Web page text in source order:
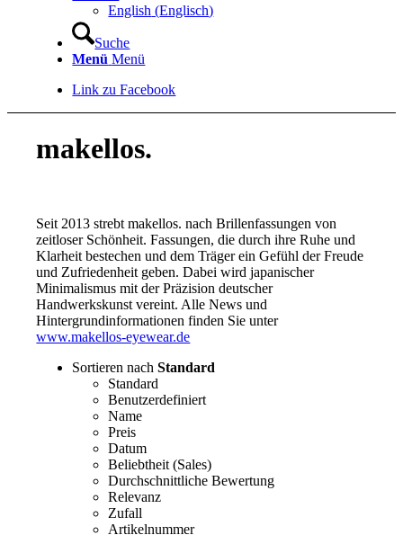
English (Englisch)
Suche
Menü Menü
Link zu Facebook
makellos.
Seit 2013 strebt makellos. nach Brillenfassungen von
zeitloser Schönheit. Fassungen, die durch ihre Ruhe und
Klarheit bestechen und dem Träger ein Gefühl der Freude
und Zufriedenheit geben. Dabei wird japanischer
Minimalismus mit der Präzision deutscher
Handwerkskunst vereint. Alle News und
Hintergrundinformationen finden Sie unter
www.makellos-eyewear.de
Sortieren nachStandard
Standard
Benutzerdefiniert
Name
Preis
Datum
Beliebtheit (Sales)
Durchschnittliche Bewertung
Relevanz
Zufall
Artikelnummer